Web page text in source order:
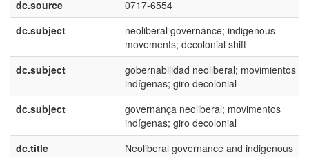
dc.source
0717-6554
dc.subject
neoliberal governance; indigenous
movements; decolonial shift
dc.subject
gobernabilidad neoliberal; movimientos
indígenas; giro decolonial
dc.subject
governança neoliberal; movimentos
indígenas; giro decolonial
dc.title
Neoliberal governance and indigenous